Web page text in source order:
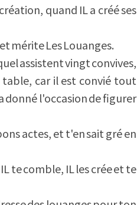
quand IL a créé ses
mérite Les Louanges.
assistent vingt convives,
table, car il est convié tout
donné l'occasion de figurer
actes, et t'en sait gré en
te comble, IL les crée et te